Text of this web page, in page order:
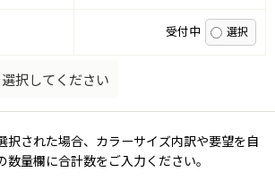
受付中
択してください
択された場合、カラーサイズ内訳や要望を自
数量欄に合計数をご入力ください。